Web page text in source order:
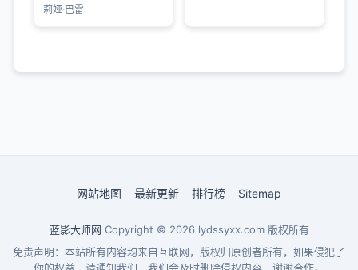
莉娅·巴雷
网站地图 最新更新 排行榜 Sitemap
蓝影大师网 Copyright © 2026 lydssyxx.com 版权所有
免责声明：本站所有内容均来自互联网，版权归原创者所有，如果侵犯了